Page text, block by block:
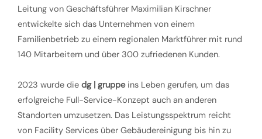
Leitung von Geschäftsführer Maximilian Kirschner
entwickelte sich das Unternehmen von einem
Familienbetrieb zu einem regionalen Marktführer mit rund
140 Mitarbeitern und über 300 zufriedenen Kunden.
2023 wurde die dg | gruppeins Leben gerufen, um das
erfolgreiche Full-Service-Konzept auch an anderen
Standorten umzusetzen. Das Leistungsspektrum reicht
von Facility Services über Gebäudereinigung bis hin zu